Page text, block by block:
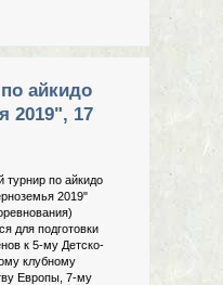
айкидо
2019", 17
турнир по айкидо
2019"
для подготовки
к 5-му Детско-
клубному
Европы, 7-му